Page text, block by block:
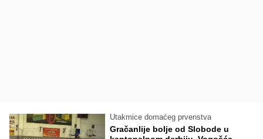
Utakmice domaćeg prvenstva
Gračanlije bolje od Slobode u